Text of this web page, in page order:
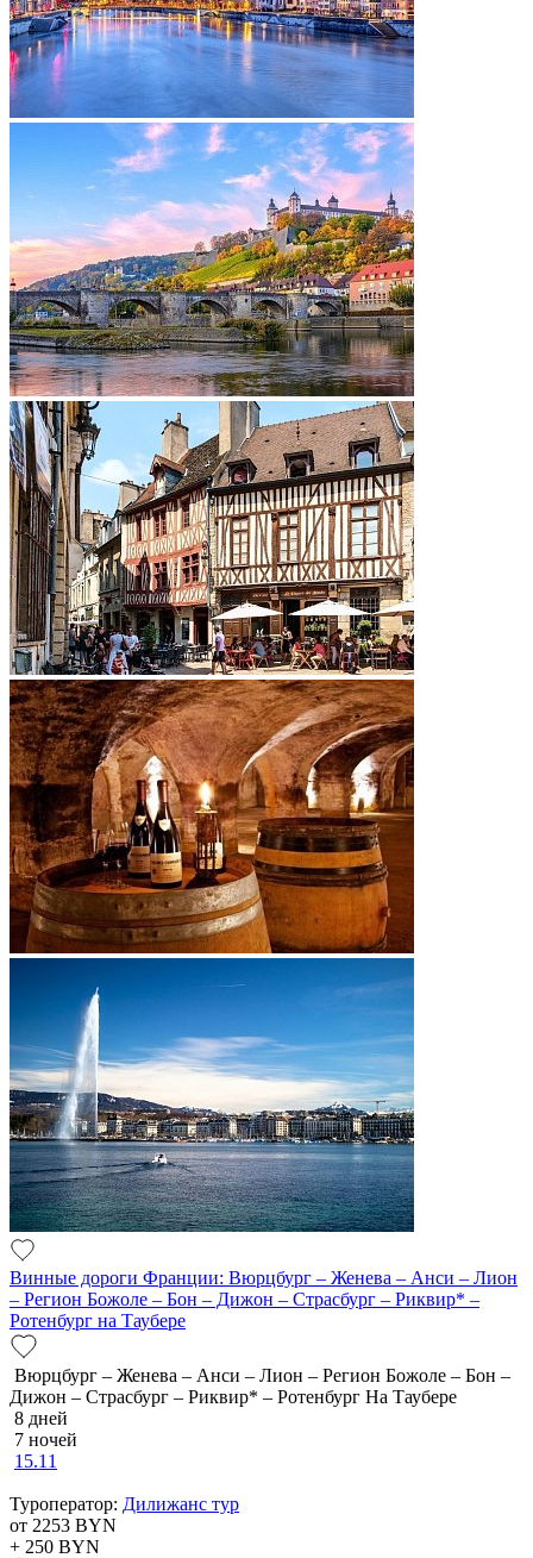
Винные дороги Франции: Вюрцбург – Женева – Анси – Лион
– Регион Божоле – Бон – Дижон – Страсбург – Риквир* –
Ротенбург на Таубере
Вюрцбург – Женева – Анси – Лион – Регион Божоле – Бон –
Дижон – Страсбург – Риквир* – Ротенбург На Таубере
8 дней
7 ночей
15.11
Туроператор: Дилижанс тур
от 2253 BYN
+ 250 BYN